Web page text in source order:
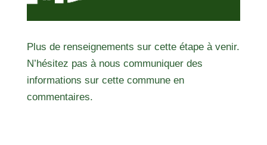
Plus de renseignements sur cette étape à venir.
N’hésitez pas à nous communiquer des
informations sur cette commune en
commentaires.